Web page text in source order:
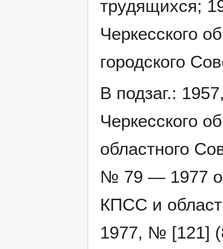
трудящихся;
Черкесского
городского
В подзаг.:
Черкесского
областного
№ 79 — 1977
КПСС и
1977, № [121]